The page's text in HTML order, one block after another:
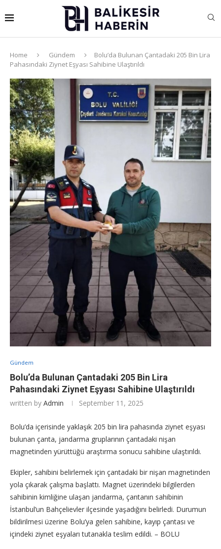
Home Gündem
Bolu’da Bulunan Çantadaki 205 Bin Lira
Pahasındaki Ziynet Eşyası Sahibine Ulaştırıldı
Gündem
Bolu’da Bulunan Çantadaki 205 Bin Lira
Pahasındaki Ziynet Eşyası Sahibine Ulaştırıldı
written by Admin September 11, 2025
Bolu’da içerisinde yaklaşık 205 bin lira pahasında ziynet eşyası
bulunan çanta, jandarma gruplarının çantadaki nişan
magnetinden yürüttüğü araştırma sonucu sahibine ulaştırıldı.
Ekipler, sahibini belirlemek için çantadaki bir nişan magnetinden
yola çıkarak çalışma başlattı. Magnet üzerindeki bilgilerden
sahibinin kimliğine ulaşan jandarma, çantanın sahibinin
İstanbul’un Bahçelievler ilçesinde yaşadığını belirledi. Durumun
bildirilmesi üzerine Bolu’ya gelen sahibine, kayıp çantası ve
içindeki ziynet eşyaları tutanakla teslim edildi. – BOLU